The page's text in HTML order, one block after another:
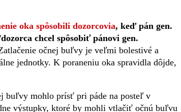
oka spôsobili dozorcovia, keď pán gen.
chcel spôsobiť pánovi gen.
očnej buľvy je veľmi bolestivé a
jednotky. K poraneniu oka spravidla dôjde,
buľvy mohlo prísť pri páde na posteľ v
výstupky, ktoré by mohli vtlačiť očnú buľvu